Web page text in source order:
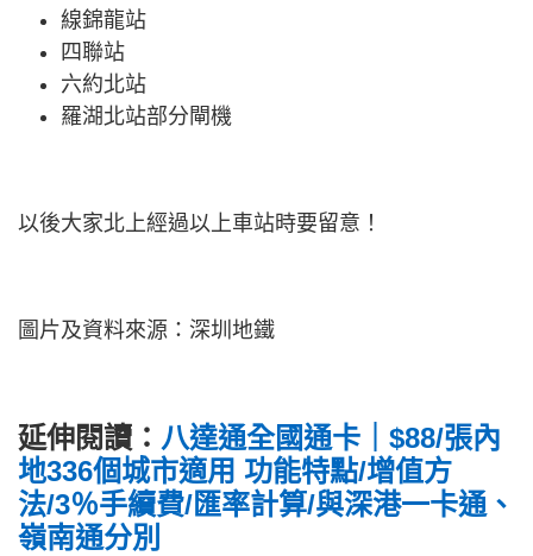
線錦龍站
四聯站
六約北站
羅湖北站部分閘機
以後大家北上經過以上車站時要留意！
圖片及資料來源：深圳地鐵
延伸閱讀： 八達通全國通卡｜$88/張內
地336個城市適用 功能特點/增值方
法/3％手續費/匯率計算/與深港一卡通、
嶺南通分別